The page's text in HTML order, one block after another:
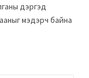
дэргэд
мэдэрч байна